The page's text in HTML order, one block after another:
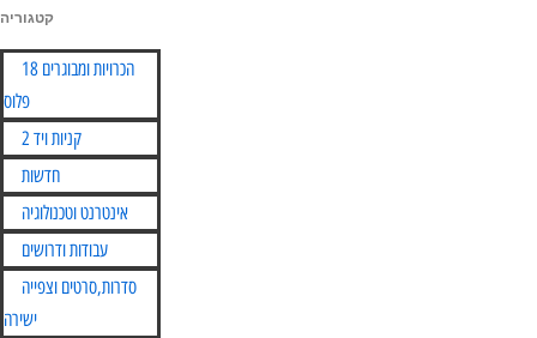
Skip
to
content
קטגוריה
הכרויות ומבוגרים 18
פלוס
קניות ויד 2
חדשות
אינטרנט וטכנולוגיה
עבודות ודרושים
סדרות,סרטים וצפייה
ישירה